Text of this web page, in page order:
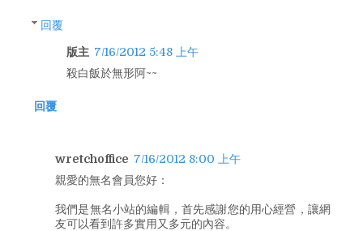
回覆
版主 7/16/2012 5:48 上午
殺白飯於無形阿~~
回覆
wretchoffice 7/16/2012 8:00 上午
親愛的無名會員您好：
我們是無名小站的編輯，首先感謝您的用心經營，讓網
友可以看到許多實用又多元的內容。